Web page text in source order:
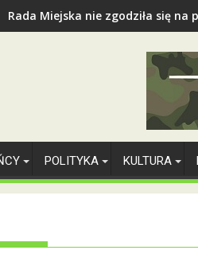
Rada Miejska nie zgodziła się na
POLITYKA KULTURA